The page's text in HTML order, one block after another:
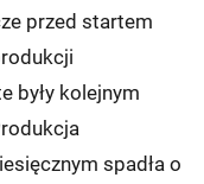
przed startem
były kolejnym
spadła o